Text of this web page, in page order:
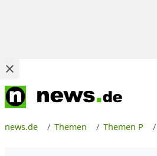
news.de Themen Themen P